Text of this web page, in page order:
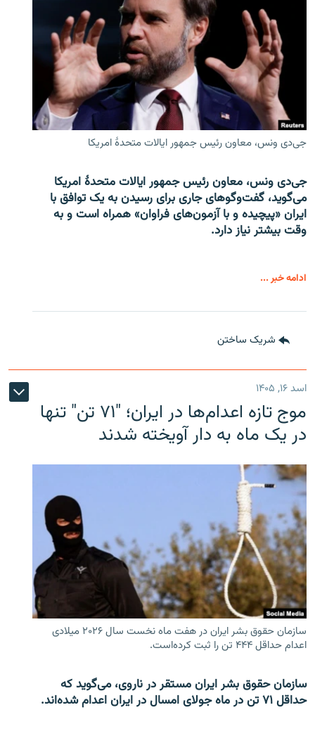
جی‌دی ونس، معاون رئیس جمهور ایالات متحدۀ امریکا
جی‌دی ونس، معاون رئیس جمهور ایالات متحدۀ امریکا
می‌گوید، گفت‌وگوهای جاری برای رسیدن به یک توافق با
ایران «پیچیده و با آزمون‌های فراوان» همراه است و به
وقت بیشتر نیاز دارد.
ادامه خبر ...
شریک ساختن
اسد ۱۶, ۱۴۰۵
موج تازه اعدام‌ها در ایران؛ "۷۱ تن" تنها
در یک ماه به دار آویخته شدند
سازمان حقوق بشر ایران در هفت ماه نخست سال ۲۰۲۶ میلادی
اعدام حداقل ۴۴۴ تن را ثبت کرده‌است.
سازمان حقوق بشر ایران مستقر در ناروی، می‌گوید که
حداقل ۷۱ تن در ماه جولای امسال در ایران اعدام شده‌اند.